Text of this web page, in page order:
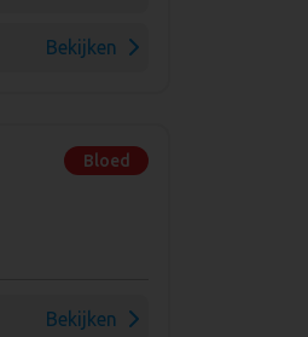
Bekijken
Bloed
Bekijken